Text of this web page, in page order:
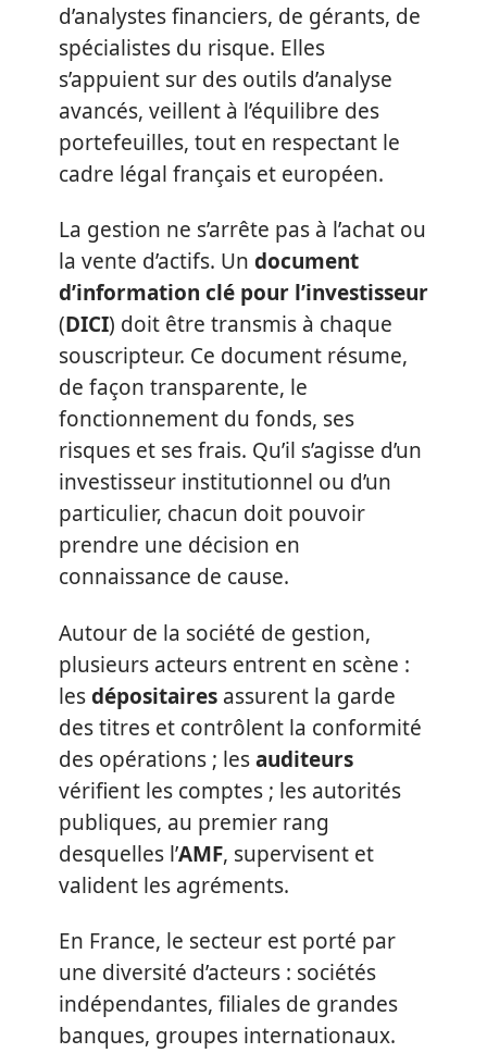
d’analystes financiers, de gérants, de
spécialistes du risque. Elles
s’appuient sur des outils d’analyse
avancés, veillent à l’équilibre des
portefeuilles, tout en respectant le
cadre légal français et européen.
La gestion ne s’arrête pas à l’achat ou
la vente d’actifs. Un document
d’information clé pour l’investisseur
(DICI) doit être transmis à chaque
souscripteur. Ce document résume,
de façon transparente, le
fonctionnement du fonds, ses
risques et ses frais. Qu’il s’agisse d’un
investisseur institutionnel ou d’un
particulier, chacun doit pouvoir
prendre une décision en
connaissance de cause.
Autour de la société de gestion,
plusieurs acteurs entrent en scène :
lesdépositaires assurent la garde
des titres et contrôlent la conformité
des opérations ; lesauditeurs
vérifient les comptes ; les autorités
publiques, au premier rang
desquelles l’AMF, supervisent et
valident les agréments.
En France, le secteur est porté par
une diversité d’acteurs : sociétés
indépendantes, filiales de grandes
banques, groupes internationaux.